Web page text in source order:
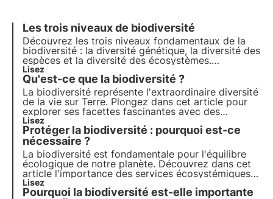
Les trois niveaux de biodiversité
Découvrez les trois niveaux fondamentaux de la
biodiversité : la diversité génétique, la diversité des
espèces et la diversité des écosystèmes.
Découvrez dans cet article l'importance de chaque
niveau et comment la conservation de la
biodiversité est cruciale pour notre planète.
Lisez
Qu'est-ce que la biodiversité ?
La biodiversité représente l'extraordinaire diversité
de la vie sur Terre. Plongez dans cet article pour
explorer ses facettes fascinantes avec des
exemples concrets et découvrez pourquoi elle est
si importante.
Lisez
Protéger la biodiversité : pourquoi est-ce
nécessaire ?
La biodiversité est fondamentale pour l'équilibre
écologique de notre planète. Découvrez dans cet
article l'importance des services écosystémiques
qu'elle fournit, le coût de sa perte et les stratégies
essentielles à sa conservation.
Lisez
Pourquoi la biodiversité est-elle importante